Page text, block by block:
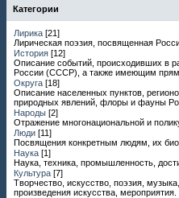
Категории
Лирика [21]
Лирическая поэзия, посвященная
История [12]
Описание событий, происходивших в
России (СССР), а также имеющим
Округа [18]
Описание населенных пунктов,
природных явлений, флоры и фауны
Народы [2]
Отражение многонациональной и
Люди [11]
Посвящения конкретным людям, их
Наука [1]
Наука, техника, промышленность,
Культура [7]
Творчество, искусство, поэзия,
произведения искусства, мероприятия.